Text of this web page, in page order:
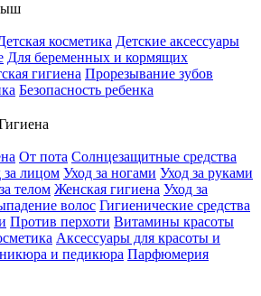
косметика Детские аксессуары
Для беременных и кормящих
гигиена Прорезывание зубов
Безопасность ребенка
От пота Солнцезащитные средства
за лицом Уход за ногами Уход за руками
телом Женская гигиена Уход за
волос Гигиенические средства
Против перхоти Витамины красоты
Аксессуары для красоты и
и педикюра Парфюмерия